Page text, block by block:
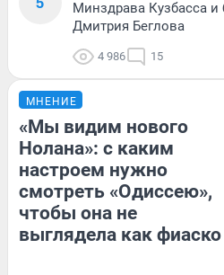
Минздрава Кузбасса
Дмитрия Беглова
4 986 15
МНЕНИЕ
«Мы видим нового
Нолана»: с каким
настроем нужно
смотреть «Одиссею»,
чтобы она не
выглядела как фиаско